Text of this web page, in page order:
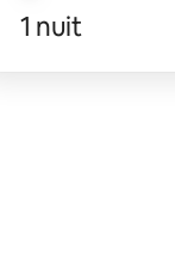
1 nuit